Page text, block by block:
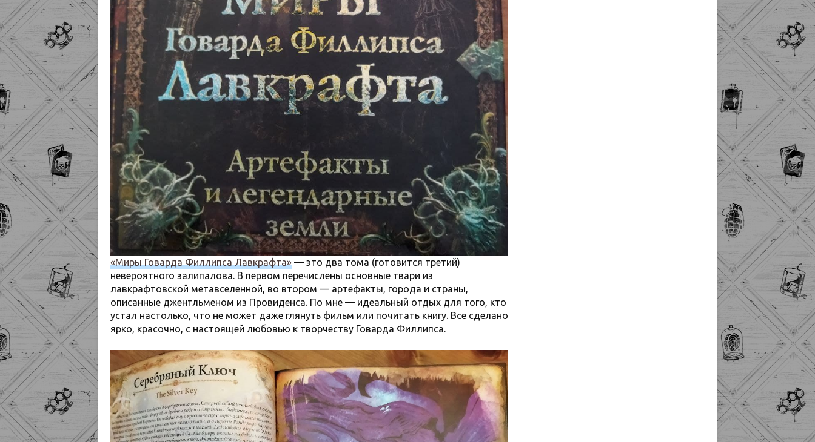
«Миры Говарда Филлипса Лавкрафта» — это два тома (готовится третий)
невероятного залипалова. В первом перечислены основные твари из
лавкрафтовской метавселенной, во втором — артефакты, города и страны,
описанные джентльменом из Провиденса. По мне — идеальный отдых для того, кто
устал настолько, что не может даже глянуть фильм или почитать книгу. Все сделано
ярко, красочно, с настоящей любовью к творчеству Говарда Филлипса.